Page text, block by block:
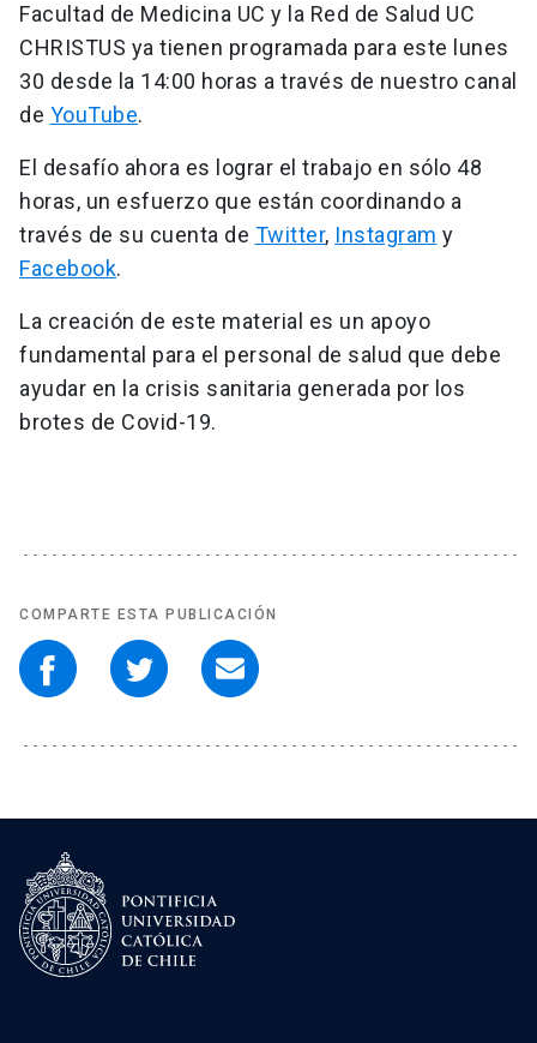
Facultad de Medicina UC y la Red de Salud UC
CHRISTUS ya tienen programada para este lunes
30 desde la 14:00 horas a través de nuestro canal
de YouTube.
El desafío ahora es lograr el trabajo en sólo 48
horas, un esfuerzo que están coordinando a
través de su cuenta de Twitter, Instagram y
Facebook.
La creación de este material es un apoyo
fundamental para el personal de salud que debe
ayudar en la crisis sanitaria generada por los
brotes de Covid-19.
COMPARTE ESTA PUBLICACIÓN